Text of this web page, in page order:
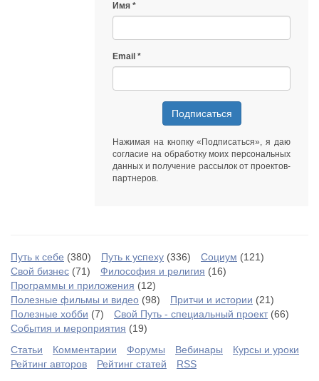
Имя
Email
Подписаться
Нажимая на кнопку «Подписаться», я даю
согласие на обработку моих персональных
данных и получение рассылок от проектов-
партнеров.
Путь к себе (380) Путь к успеху (336) Социум (121)
Свой бизнес (71) Философия и религия (16)
Программы и приложения (12)
Полезные фильмы и видео (98) Притчи и истории (21)
Полезные хобби (7) Свой Путь - специальный проект(66)
События и мероприятия (19)
Статьи
Комментарии Форумы Вебинары
Курсы и уроки
Рейтинг авторов
Рейтинг статей RSS